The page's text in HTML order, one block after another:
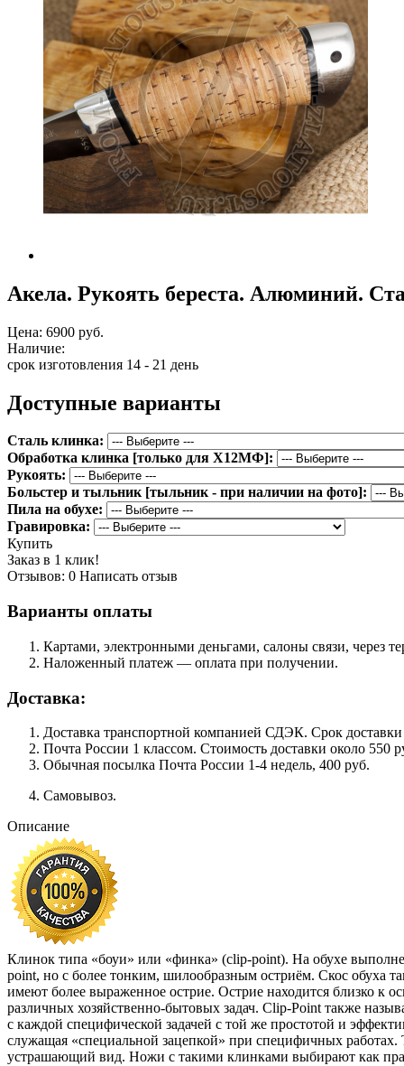
Акела. Рукоять береста. Алюминий.
Цена: 6900 руб.
Наличие:
срок изготовления 14 - 21 день
Доступные варианты
Сталь клинка:
Обработка клинка [только для Х12МФ]:
Рукоять:
Больстер и тыльник [тыльник - при наличии на фото]:
Пила на обухе:
Гравировка:
Купить
Заказ в 1 клик!
Отзывов: 0 Написать отзыв
Варианты оплаты
Картами, электронными деньгами, салоны связи, через
Наложенный платеж — оплата при получении.
Доставка:
Доставка транспортной компанией СДЭК. Срок
Почта России 1 классом. Cтоимость доставки около 550
Обычная посылка Почта России 1-4 недель, 400 руб.
Самовывоз.
Описание
Клинок типа «боуи» или «финка» (clip-point). На обухе
point, но с более тонким, шилообразным остриём. Скос обуха
имеют более выраженное острие. Острие находится близко к
различных хозяйственно-бытовых задач. Clip-Point также
с каждой специфической задачей с той же простотой и
служащая «специальной зацепкой» при специфичных
устрашающий вид. Ножи с такими клинками выбирают как